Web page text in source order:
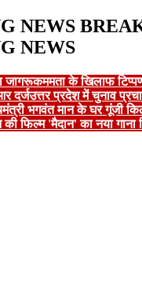
NEWS
NEWS
जागरूकममता के खिलाफ
दर्जउत्तर प्रदेश में चुनाव
भगवंत मान के घर गूंजी
फिल्म 'मैदान' का नया गाना